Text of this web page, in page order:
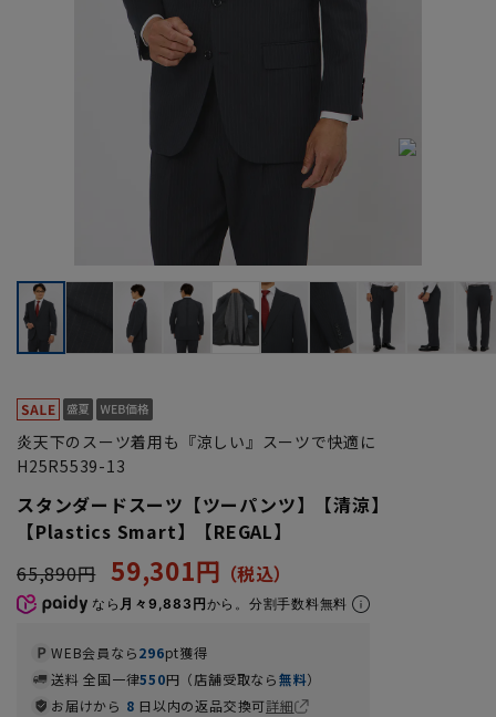
炎天下のスーツ着用も『涼しい』スーツで快適に
H25R5539-13
スタンダードスーツ【ツーパンツ】【清涼】
【Plastics Smart】【REGAL】
65,890円 59,301円
なら 月々9,883円から。分割手数料無料
WEB会員なら296pt獲得
送料 全国一律550円（店舗受取なら無料）
お届けから 8 日以内の返品交換可詳細